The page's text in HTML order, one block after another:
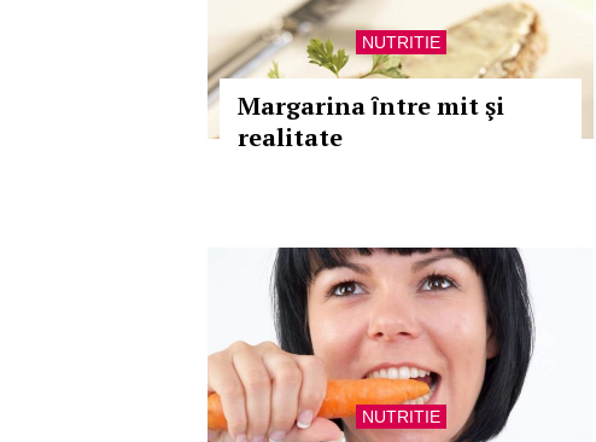
NUTRITIE
Margarina ȋntre mit şi
realitate
NUTRITIE